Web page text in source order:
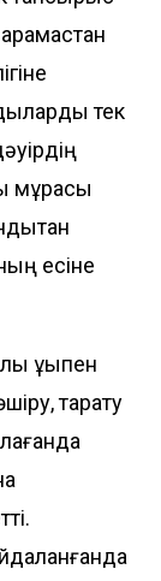
тек
мұрасы
есіне
құқықпен
тарату